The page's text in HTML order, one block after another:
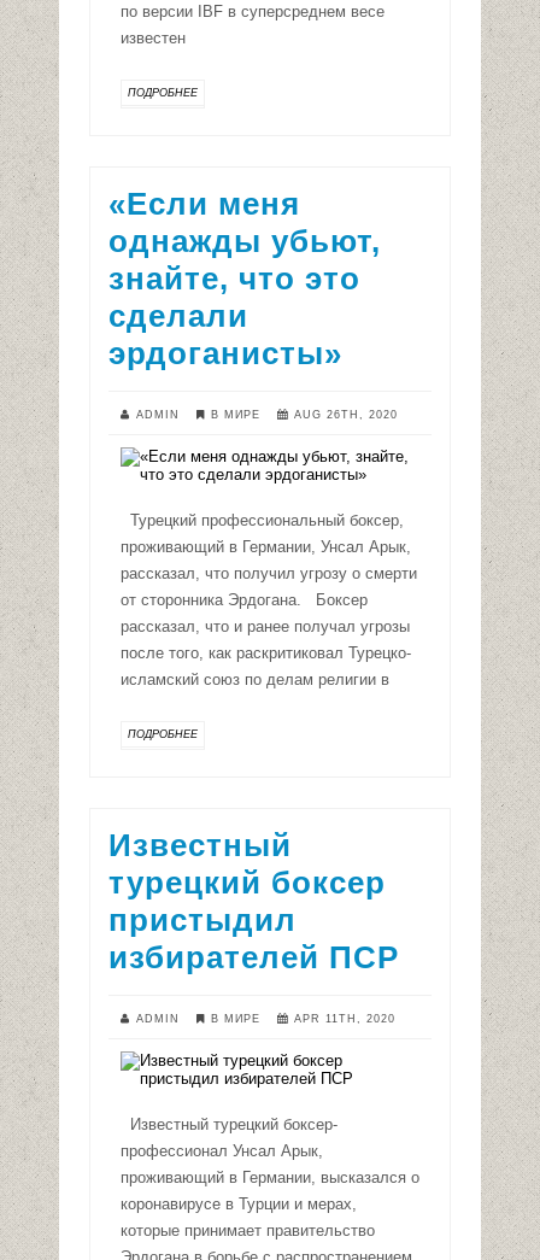
по версии IBF в суперсреднем весе
известен
ПОДРОБНЕЕ
«Если меня
однажды убьют,
знайте, что это
сделали
эрдоганисты»
ADMIN В МИРЕ AUG 26TH, 2020
Турецкий профессиональный боксер,
проживающий в Германии, Унсал Арык,
рассказал, что получил угрозу о смерти
от сторонника Эрдогана. Боксер
рассказал, что и ранее получал угрозы
после того, как раскритиковал Турецко-
исламский союз по делам религии в
ПОДРОБНЕЕ
Известный
турецкий боксер
пристыдил
избирателей ПСР
ADMIN В МИРЕ APR 11TH, 2020
Известный турецкий боксер-
профессионал Унсал Арык,
проживающий в Германии, высказался о
коронавирусе в Турции и мерах,
которые принимает правительство